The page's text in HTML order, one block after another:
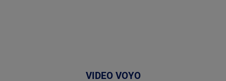
VIDEO VOYO